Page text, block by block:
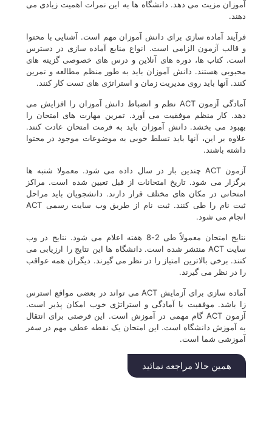
آموزان مزیت می دهد. دانشگاه ها به این نمرات اهمیت زیادی می
دهند.
فرآیند آماده سازی برای دانش آموزان مهم است. آشنایی با محتوا
و قالب آزمون الزامی است. انواع منابع آماده سازی در دسترس
است. کتاب ها، دوره های آنلاین و درس های خصوصی گزینه های
محبوبی هستند. دانش آموزان باید به طور منظم مطالعه و تمرین
کنند. آنها باید روی مدیریت زمان و استراتژی های تست کار کنند.
آمادگی آزمون ACT نظم و انضباط دانش آموزان را افزایش می
دهد. کار منظم موفقیت می آورد. تمرین مهارت های امتحان را
بهبود می بخشد. دانش آموزان باید به فرمت امتحان عادت کنند.
علاوه بر این، آنها باید تسلط خوبی به موضوعات موجود در محتوا
داشته باشند.
آزمون ACT چندین بار در سال داده می شود. معمولا شنبه ها
برگزار می شود. تاریخ امتحانات از قبل تعیین شده است. مراکز
امتحانی در مکان های مختلف قرار دارند. دانشجویان باید مراحل
ثبت نام را طی کنند. ثبت نام از طریق وب سایت رسمی ACT
انجام می شود.
نتایج امتحان معمولاً طی 2-8 هفته اعلام می شود. نتایج در وب
سایت ACT منتشر شده است. دانشگاه ها این نتایج را ارزیابی می
کنند. برخی بالاترین امتیاز را در نظر می گیرند. دیگران همه عواقب
را در نظر می گیرند.
آماده سازی برای آزمایش ACT می تواند در بعضی مواقع استرس
زا باشد. موفقیت با آمادگی و استراتژی خوب امکان پذیر است.
آزمون ACT گام مهمی در آموزش است. این فرصتی برای انتقال
به آموزش دانشگاه است. این امتحان یک نقطه عطف مهم در سفر
آموزشی شما است.
همین حالا مراجعه نمائید